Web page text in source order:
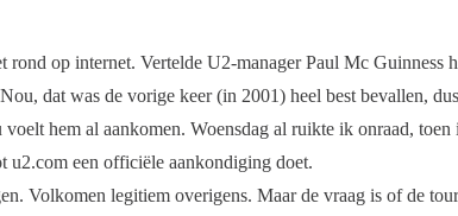
op internet. Vertelde U2-manager Paul Mc Guinness
dat was de vorige keer (in 2001) heel best bevallen,
hem al aankomen. Woensdag al ruikte ik onraad,
u2.com een officiële aankondiging doet.
Volkomen legitiem overigens. Maar de vraag is of de